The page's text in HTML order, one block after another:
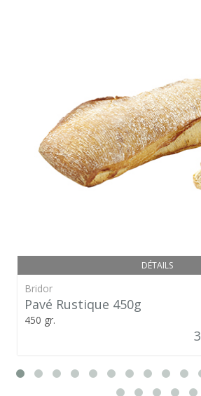
DÉTAILS
Bridor
Pavé Rustique 450g
450 gr.